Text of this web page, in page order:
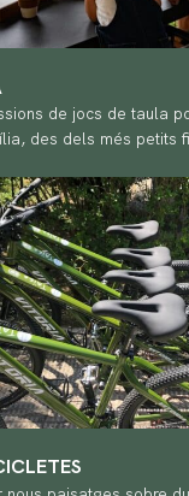
de jocs de taula
des dels més petits